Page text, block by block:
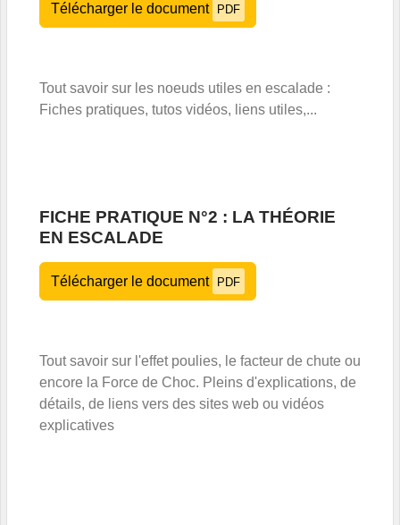
Télécharger le document PDF
Tout savoir sur les noeuds utiles en escalade :
Fiches pratiques, tutos vidéos, liens utiles,...
FICHE PRATIQUE N°2 : LA THÉORIE
EN ESCALADE
Télécharger le document PDF
Tout savoir sur l'effet poulies, le facteur de chute ou
encore la Force de Choc. Pleins d'explications, de
détails, de liens vers des sites web ou vidéos
explicatives